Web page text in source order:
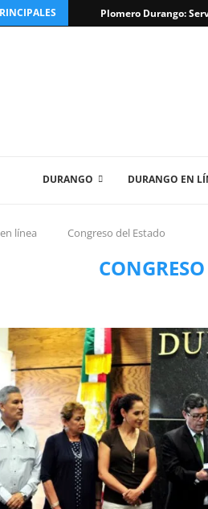
Plomero Durango:
DURANGO DURANGO EN
línea Congreso del Estado